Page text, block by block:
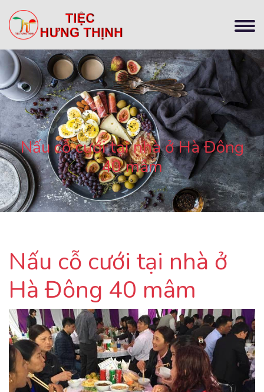
Nấu cỗ cưới tại nhà ở Hà Đông
40 mâm
Nấu cỗ cưới tại nhà ở
Hà Đông 40 mâm